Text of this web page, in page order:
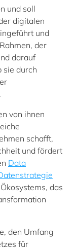
und soll
digitalen
und
der
darauf
sie durch
von ihnen
schafft,
und fördert
Data
das
den Umfang
für